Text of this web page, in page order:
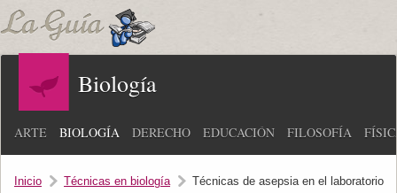
Biología
ARTE BIOLOGÍA DERECHO EDUCACIÓN FILOSOFÍA
Inicio Técnicas en biología Técnicas de asepsia en el laboratorio